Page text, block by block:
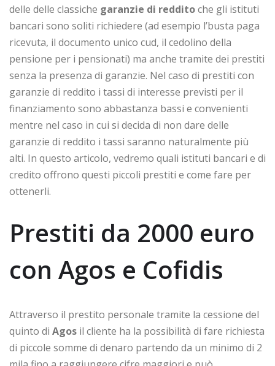
delle delle classiche garanzie di redditoche gli istituti
bancari sono soliti richiedere (ad esempio l’busta paga
ricevuta, il documento unico cud, il cedolino della
pensione per i pensionati) ma anche tramite dei prestiti
senza la presenza di garanzie. Nel caso di prestiti con
garanzie di reddito i tassi di interesse previsti per il
finanziamento sono abbastanza bassi e convenienti
mentre nel caso in cui si decida di non dare delle
garanzie di reddito i tassi saranno naturalmente più
alti. In questo articolo, vedremo quali istituti bancari e di
credito offrono questi piccoli prestiti e come fare per
ottenerli.
Prestiti da 2000 euro
con Agos e Cofidis
Attraverso il prestito personale tramite la cessione del
quinto di Agos il cliente ha la possibilità di fare richiesta
di piccole somme di denaro partendo da un minimo di 2